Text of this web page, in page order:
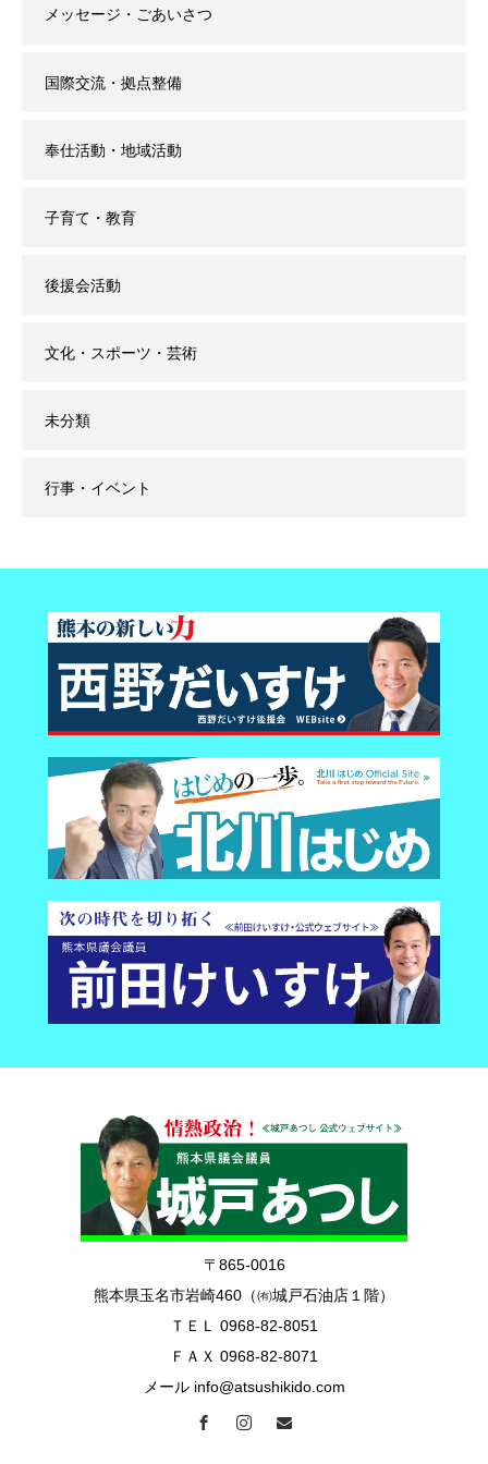
メッセージ・ごあいさつ
国際交流・拠点整備
奉仕活動・地域活動
子育て・教育
後援会活動
文化・スポーツ・芸術
未分類
行事・イベント
〒865-0016
熊本県玉名市岩崎460（㈲城戸石油店１階）
ＴＥＬ 0968-82-8051
ＦＡＸ 0968-82-8071
メール info@atsushikido.com